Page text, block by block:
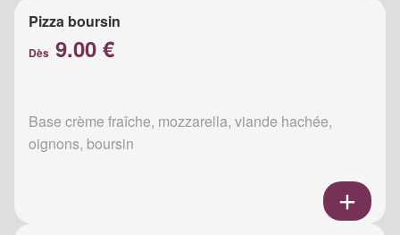
Pizza boursin
Dès 9.00 €
Base crème fraîche, mozzarella, viande hachée,
oignons, boursin